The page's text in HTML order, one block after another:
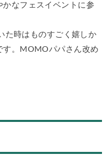
なフェスイベントに参
た時はものすごく嬉しか
す。MOMOパパさん改め